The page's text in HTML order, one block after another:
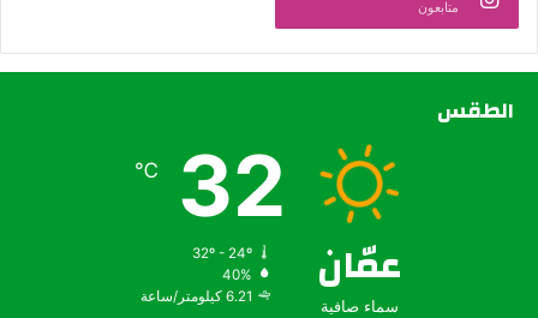
متابعون
الطقس
عمّان
سماء صافية
32
℃
32º - 24º
40%
6.21 كيلومتر/ساعة